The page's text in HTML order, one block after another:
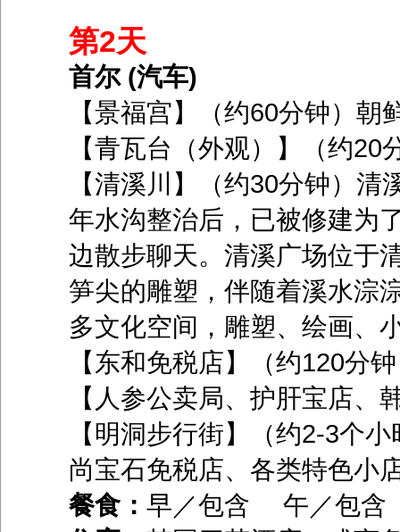
第2天
首尔 (汽车)
【景福宫】（约60分钟）朝
【青瓦台（外观）】（约20
【清溪川】（约30分钟）
年水沟整治后，已被修建为
边散步聊天。清溪广场位于
笋尖的雕塑，伴随着溪水淙
多文化空间，雕塑、绘画、
【东和免税店】（约120分
【人参公卖局、护肝宝店、
【明洞步行街】（约2-3个
尚宝石免税店、各类特色小
餐食： 早／包含 午／包